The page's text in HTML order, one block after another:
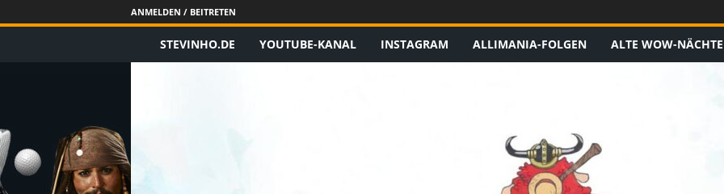
ANMELDEN / BEITRETEN
STEVINHO.DE YOUTUBE-KANAL INSTAGRAM ALLIMANIA-FOLGEN ALTE WOW-NÄCHTE